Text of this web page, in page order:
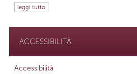
leggi tutto
ACCESSIBILITÀ
Accessibilità